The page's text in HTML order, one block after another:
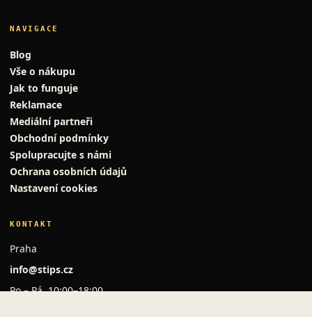
NAVIGACE
Blog
Vše o nákupu
Jak to funguje
Reklamace
Mediální partneři
Obchodní podmínky
Spolupracujte s námi
Ochrana osobních údajů
Nastavení cookies
KONTAKT
Praha
info@stips.cz
Po – Pá, 10:00–18:00